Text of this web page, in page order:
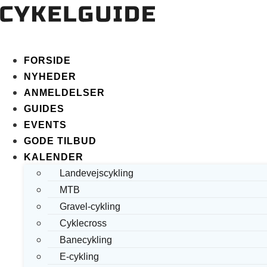
FORSIDE
NYHEDER
ANMELDELSER
GUIDES
EVENTS
GODE TILBUD
KALENDER
Landevejscykling
MTB
Gravel-cykling
Cyklecross
Banecykling
E-cykling